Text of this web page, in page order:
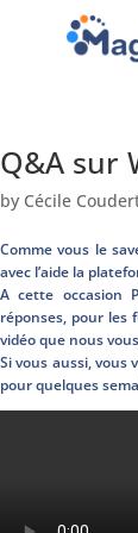
Q&A sur
by Cécile
Comme vous le
avec l’aide la
A cette occasion
réponses, pour les
vidéo que nous
Si vous aussi, vous
pour quelques